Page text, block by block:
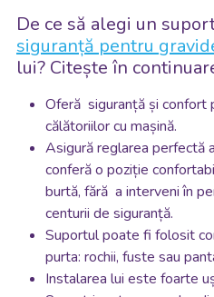
De ce să alegi un
siguranță pentru
lui? Citește în
Oferă siguranță și confort
călătoriilor cu mașină.
Asigură reglarea perfectă
conferă o poziție
burtă, fără a interveni în
centurii de siguranță.
Suportul poate fi folosit
purta: rochii, fuste sau
Instalarea lui este foarte